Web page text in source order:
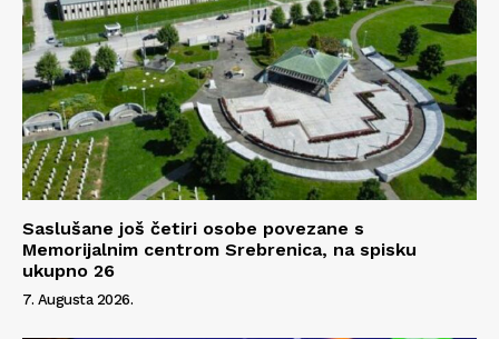
Saslušane još četiri osobe povezane s
Memorijalnim centrom Srebrenica, na spisku
ukupno 26
7. Augusta 2026.